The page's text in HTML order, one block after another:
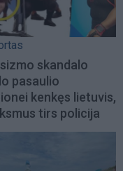
skandalo
pasaulio
kenkęs lietuvis,
tirs policija